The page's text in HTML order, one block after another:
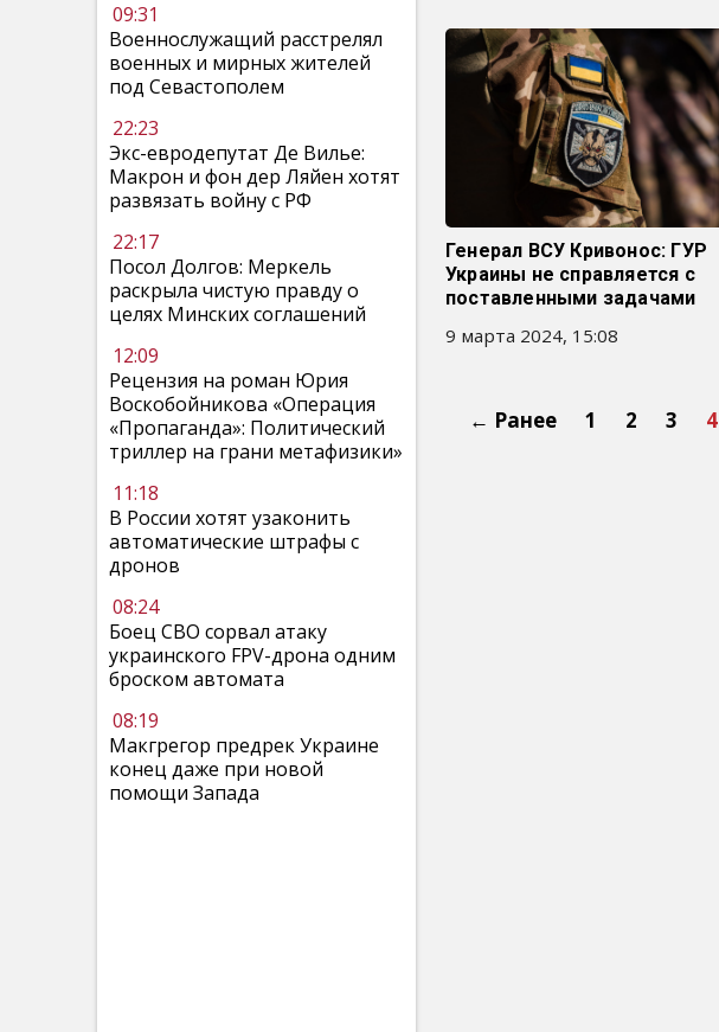
09:31
Военнослужащий расстрелял
военных и мирных жителей
под Севастополем
22:23
Экс-евродепутат Де Вилье:
Макрон и фон дер Ляйен хотят
развязать войну с РФ
22:17
Посол Долгов: Меркель
раскрыла чистую правду о
целях Минских соглашений
12:09
Рецензия на роман Юрия
Воскобойникова «Операция
«Пропаганда»: Политический
триллер на грани метафизики»
11:18
В России хотят узаконить
автоматические штрафы с
дронов
08:24
Боец СВО сорвал атаку
украинского FPV-дрона одним
броском автомата
08:19
Макгрегор предрек Украине
конец даже при новой
помощи Запада
Генерал ВСУ Кривонос: ГУР
Украины не справляется с
поставленными задачами
9 марта 2024, 15:08
← Ранее 1 2 3 4